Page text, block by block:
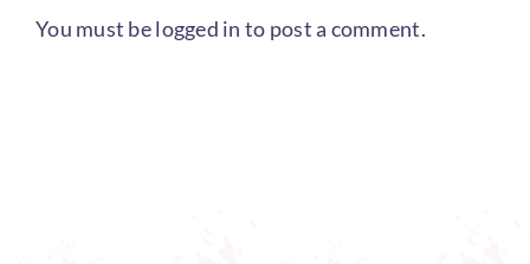
You must belogged in to post a comment.